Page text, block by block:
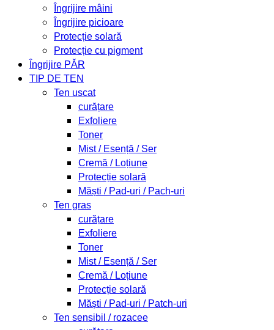
Îngrijire mâini
Îngrijire picioare
Protecție solară
Protecție cu pigment
Îngrijire PĂR
TIP DE TEN
Ten uscat
curățare
Exfoliere
Toner
Mist / Esență / Ser
Cremă / Loțiune
Protecție solară
Măști / Pad-uri / Pach-uri
Ten gras
curățare
Exfoliere
Toner
Mist / Esență / Ser
Cremă / Loțiune
Protecție solară
Măști / Pad-uri / Patch-uri
Ten sensibil / rozacee